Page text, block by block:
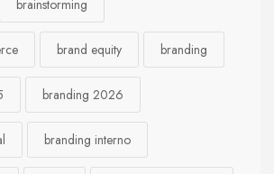
brainstorming
brand equity branding
branding 2026
branding interno